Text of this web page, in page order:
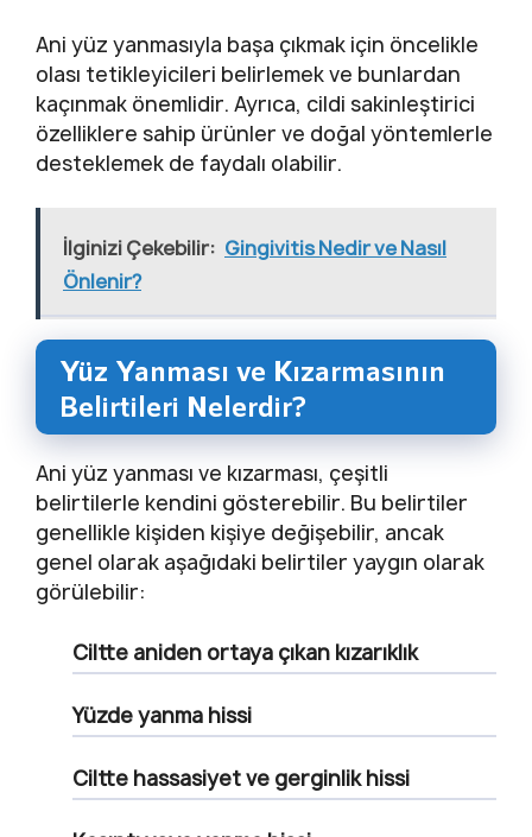
Ani yüz yanmasıyla başa çıkmak için öncelikle
olası tetikleyicileri belirlemek ve bunlardan
kaçınmak önemlidir. Ayrıca, cildi sakinleştirici
özelliklere sahip ürünler ve doğal yöntemlerle
desteklemek de faydalı olabilir.
İlginizi Çekebilir: Gingivitis Nedir ve Nasıl
Önlenir?
Yüz Yanması ve Kızarmasının
Belirtileri Nelerdir?
Ani yüz yanması ve kızarması, çeşitli
belirtilerle kendini gösterebilir. Bu belirtiler
genellikle kişiden kişiye değişebilir, ancak
genel olarak aşağıdaki belirtiler yaygın olarak
görülebilir:
Ciltte aniden ortaya çıkan kızarıklık
Yüzde yanma hissi
Ciltte hassasiyet ve gerginlik hissi